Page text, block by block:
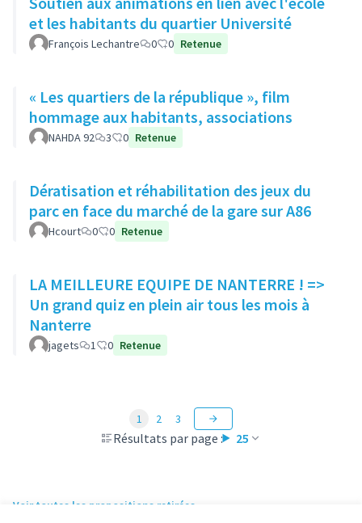
et les habitants du quartier Université
François Lechantre 0 0 Retenue
« Les quartiers de la république », film
hommage aux habitants, associations
NAHDA 92 3 0 Retenue
Dératisation et réhabilitation des jeux du
parc en face du marché de la gare sur A86
Hcourt 0 0 Retenue
LA MEILLEURE EQUIPE DE NANTERRE ! =>
Un grand quiz en plein air tous les mois à
Nanterre
jagets 1 0 Retenue
Résultats par page : 25
1 2 3
Voir toutes les propositions retirées